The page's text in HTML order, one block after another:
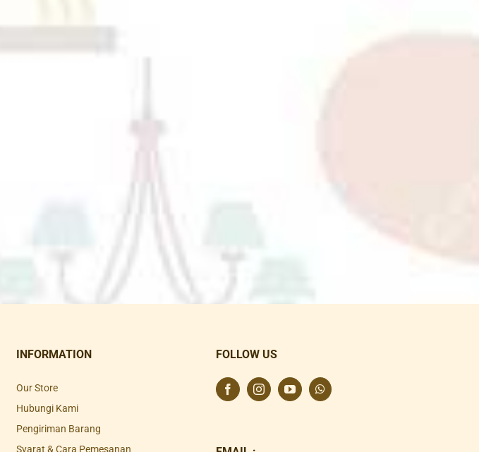
INFORMATION
Our Store
Hubungi Kami
Pengiriman Barang
Syarat & Cara Pemesanan
FOLLOW US